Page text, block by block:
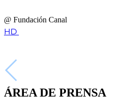
@ Fundación Canal
HD
ÁREA DE PRENSA